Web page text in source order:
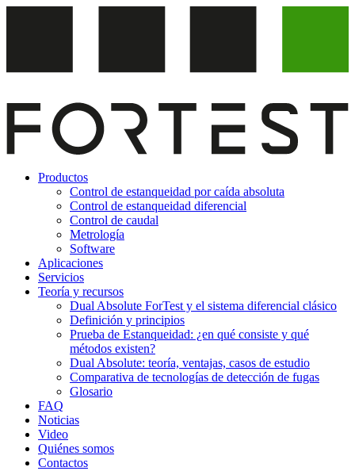
Productos
Control de estanqueidad por caída absoluta
Control de estanqueidad diferencial
Control de caudal
Metrología
Software
Aplicaciones
Servicios
Teoría y recursos
Dual Absolute ForTest y el sistema diferencial clásico
Definición y principios
Prueba de Estanqueidad: ¿en qué consiste y qué
métodos existen?
Dual Absolute: teoría, ventajas, casos de estudio
Comparativa de tecnologías de detección de fugas
Glosario
FAQ
Noticias
Video
Quiénes somos
Contactos